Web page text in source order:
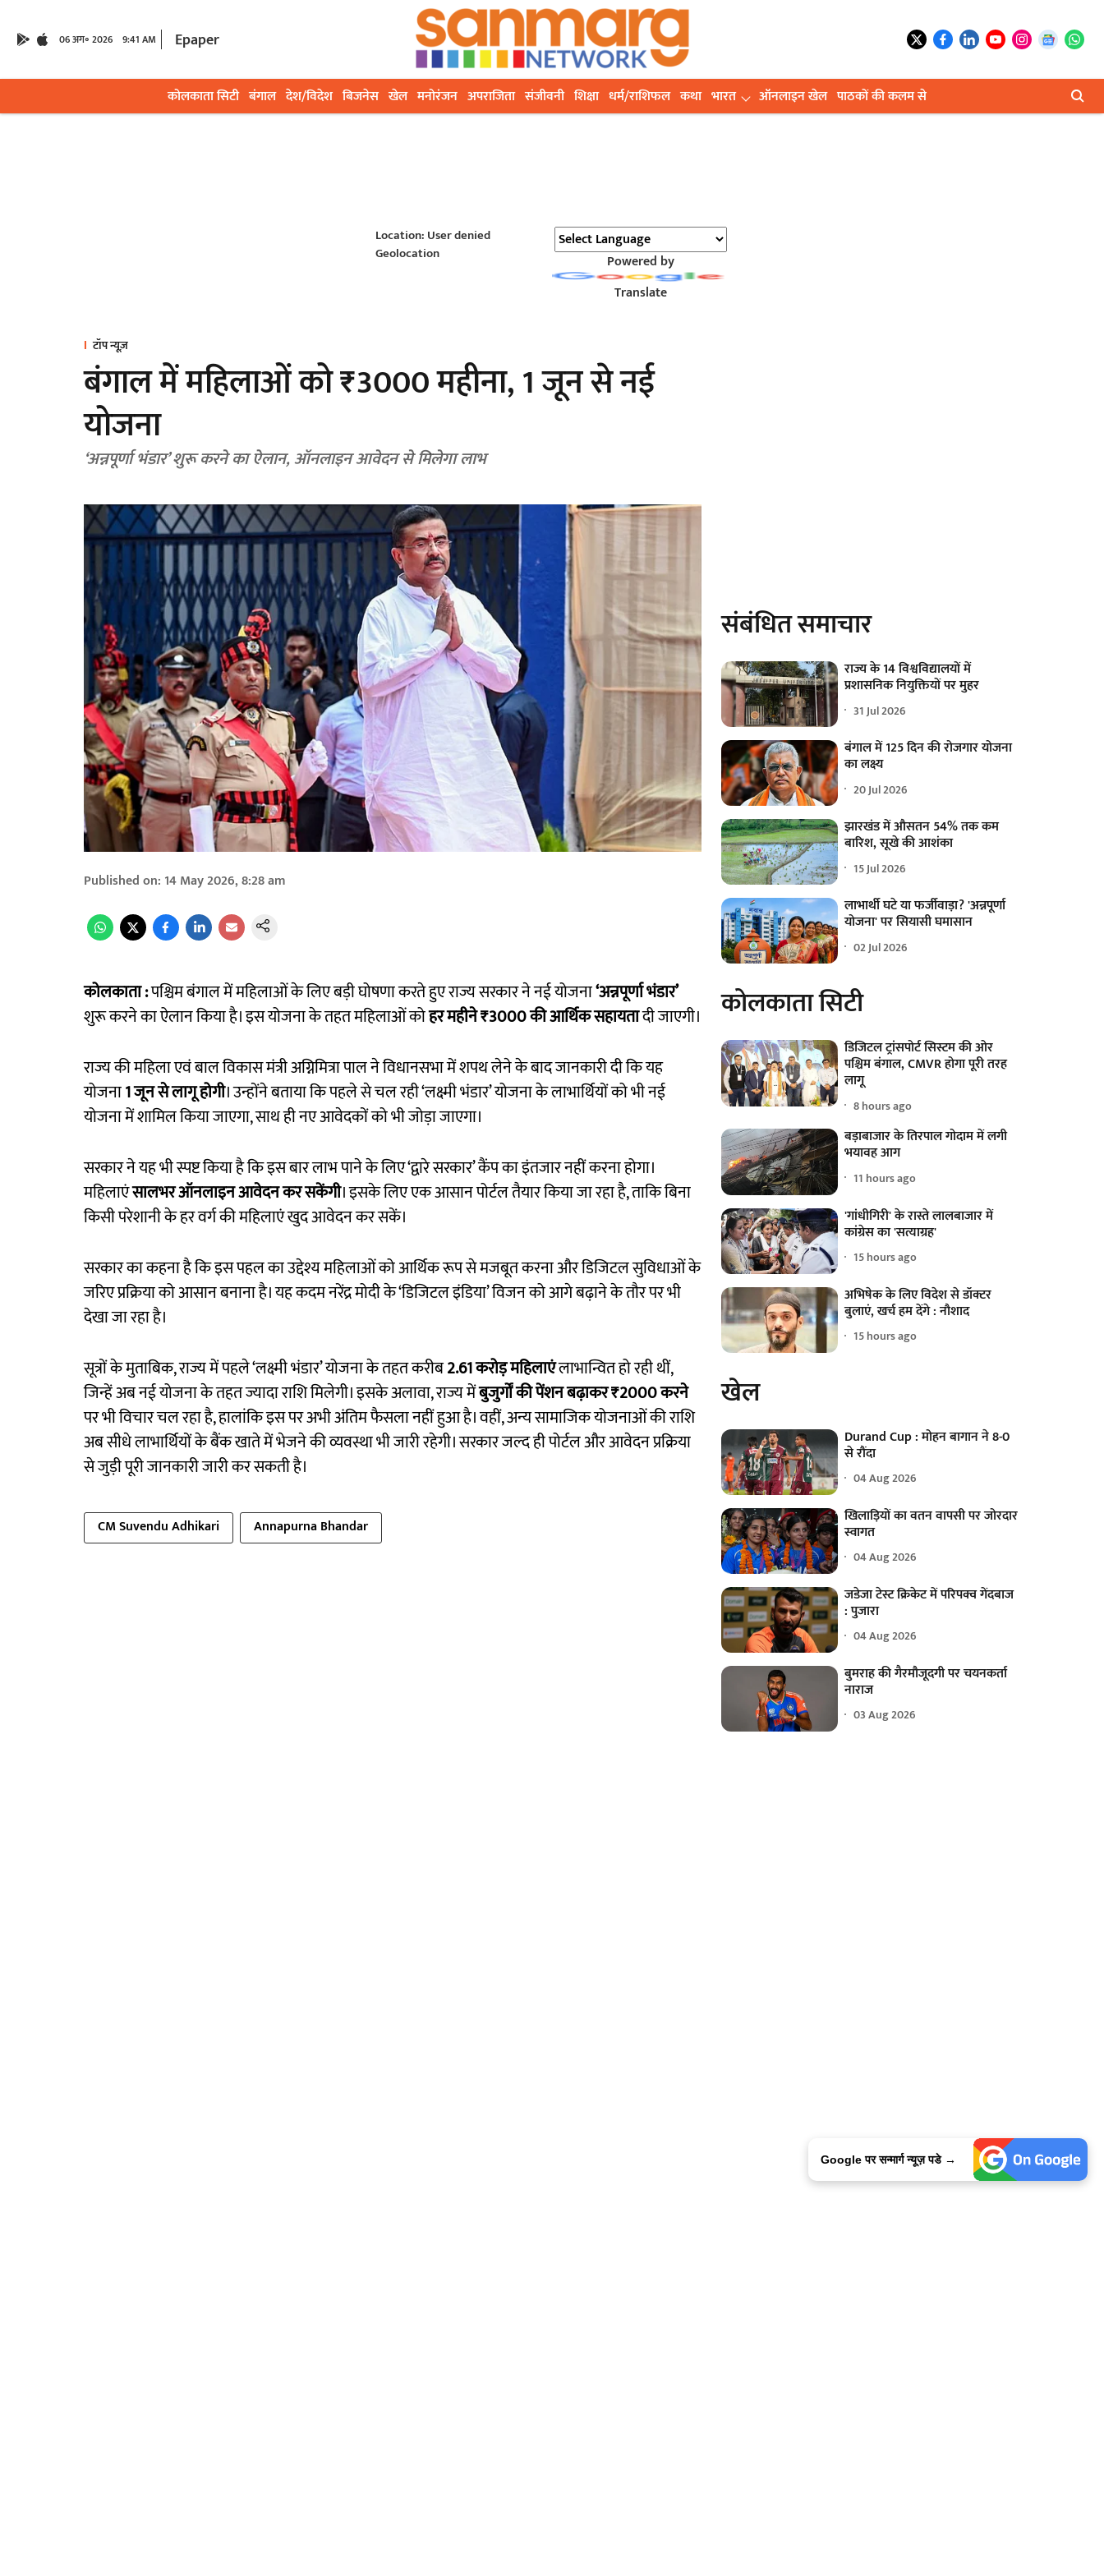
06 अग॰ 2026 9:41 AM Epaper
कोलकाता सिटी बंगाल देश/विदेश बिजनेस खेल मनोरंजन अपराजिता संजीवनी शिक्षा धर्म/राशिफल कथा भारत ऑनलाइन खेल पाठकों की कलम से
Location: User denied
Geolocation
Powered by
Translate
टॉप न्यूज़
बंगाल में महिलाओं को ₹3000 महीना, 1 जून से नई
योजना
‘अन्नपूर्णा भंडार’ शुरू करने का ऐलान, ऑनलाइन आवेदन से मिलेगा लाभ
Published on: 14 May 2026, 8:28 am
कोलकाता :पश्चिम बंगाल में महिलाओं के लिए बड़ी घोषणा करते हुए राज्य सरकार ने नई योजना‘अन्नपूर्णा भंडार’
शुरू करने का ऐलान किया है। इस योजना के तहत महिलाओं कोहर महीने ₹3000 की आर्थिक सहायतादी जाएगी।
राज्य की महिला एवं बाल विकास मंत्री अग्निमित्रा पाल ने विधानसभा में शपथ लेने के बाद जानकारी दी कि यह
योजना1 जून से लागू होगी। उन्होंने बताया कि पहले से चल रही ‘लक्ष्मी भंडार’ योजना के लाभार्थियों को भी नई
योजना में शामिल किया जाएगा, साथ ही नए आवेदकों को भी जोड़ा जाएगा।
सरकार ने यह भी स्पष्ट किया है कि इस बार लाभ पाने के लिए ‘द्वारे सरकार’ कैंप का इंतजार नहीं करना होगा।
महिलाएंसालभर ऑनलाइन आवेदन कर सकेंगी। इसके लिए एक आसान पोर्टल तैयार किया जा रहा है, ताकि बिना
किसी परेशानी के हर वर्ग की महिलाएं खुद आवेदन कर सकें।
सरकार का कहना है कि इस पहल का उद्देश्य महिलाओं को आर्थिक रूप से मजबूत करना और डिजिटल सुविधाओं के
जरिए प्रक्रिया को आसान बनाना है। यह कदम नरेंद्र मोदी के ‘डिजिटल इंडिया’ विजन को आगे बढ़ाने के तौर पर भी
देखा जा रहा है।
सूत्रों के मुताबिक, राज्य में पहले ‘लक्ष्मी भंडार’ योजना के तहत करीब2.61 करोड़ महिलाएंलाभान्वित हो रही थीं,
जिन्हें अब नई योजना के तहत ज्यादा राशि मिलेगी। इसके अलावा, राज्य मेंबुजुर्गों की पेंशन बढ़ाकर ₹2000 करने
पर भी विचार चल रहा है, हालांकि इस पर अभी अंतिम फैसला नहीं हुआ है। वहीं, अन्य सामाजिक योजनाओं की राशि
अब सीधे लाभार्थियों के बैंक खाते में भेजने की व्यवस्था भी जारी रहेगी। सरकार जल्द ही पोर्टल और आवेदन प्रक्रिया
से जुड़ी पूरी जानकारी जारी कर सकती है।
CM Suvendu Adhikari Annapurna Bhandar
संबंधित समाचार
राज्य के 14 विश्वविद्यालयों में
प्रशासनिक नियुक्तियों पर मुहर
31 Jul 2026
बंगाल में 125 दिन की रोजगार योजना
का लक्ष्य
20 Jul 2026
झारखंड में औसतन 54% तक कम
बारिश, सूखे की आशंका
15 Jul 2026
लाभार्थी घटे या फर्जीवाड़ा? 'अन्नपूर्णा
योजना' पर सियासी घमासान
02 Jul 2026
कोलकाता सिटी
डिजिटल ट्रांसपोर्ट सिस्टम की ओर
पश्चिम बंगाल, CMVR होगा पूरी तरह
लागू
8 hours ago
बड़ाबाजार के तिरपाल गोदाम में लगी
भयावह आग
11 hours ago
'गांधीगिरी' के रास्ते लालबाजार में
कांग्रेस का 'सत्याग्रह'
15 hours ago
अभिषेक के लिए विदेश से डॉक्टर
बुलाएं, खर्च हम देंगे : नौशाद
15 hours ago
खेल
Durand Cup : मोहन बागान ने 8-0
से रौंदा
04 Aug 2026
खिलाड़ियों का वतन वापसी पर जोरदार
स्वागत
04 Aug 2026
जडेजा टेस्ट क्रिकेट में परिपक्व गेंदबाज
: पुजारा
04 Aug 2026
बुमराह की गैरमौजूदगी पर चयनकर्ता
नाराज
03 Aug 2026
Google पर सन्मार्ग न्यूज़ पडे →